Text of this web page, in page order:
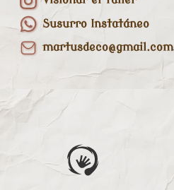
Susurro Instatáneo
martusdeco@gmail.com